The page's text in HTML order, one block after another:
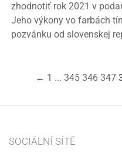
zhodnotiť rok 2021 v
Jeho výkony vo farbách
pozvánku od slovenskej
← 1 ... 345 346 347
SOCIÁLNÍ SÍTĚ